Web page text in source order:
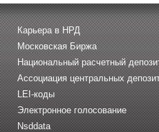
Карьера в НРД
Московская Биржа
Национальный расчетный
Ассоциация центральных
LEI-коды
Электронное голосование
Nsddata